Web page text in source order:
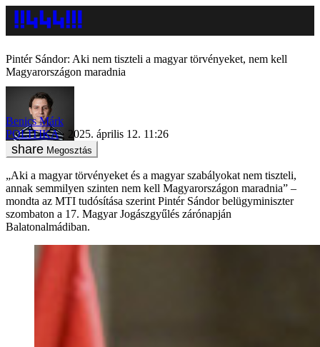
Pintér Sándor: Aki nem tiszteli a magyar törvényeket, nem kell
Magyarországon maradnia
Benics Márk
POLITIKA
2025. április 12. 11:26
Megosztás
„Aki a magyar törvényeket és a magyar szabályokat nem tiszteli,
annak semmilyen szinten nem kell Magyarországon maradnia” –
mondta az MTI tudósítása szerint Pintér Sándor belügyminiszter
szombaton a 17. Magyar Jogászgyűlés zárónapján
Balatonalmádiban.